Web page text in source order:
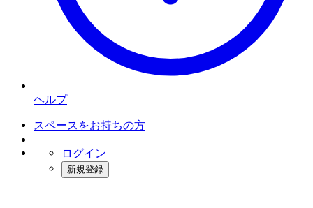
ヘルプ
スペースをお持ちの方
ログイン
新規登録